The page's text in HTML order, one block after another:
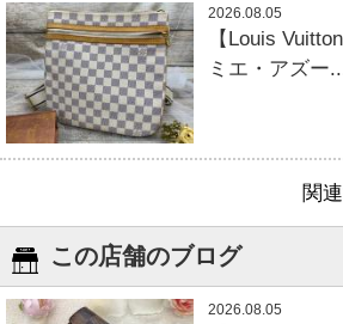
2026.08.05
【Louis
ミエ・アズー
関
この店舗のブログ
2026.08.05